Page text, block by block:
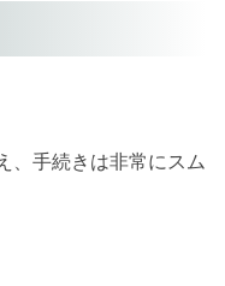
、手続きは非常にスム